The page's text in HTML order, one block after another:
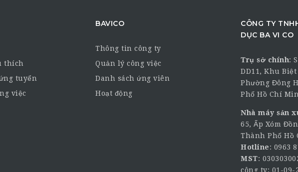
thích
tuyển
việc
BAVICO
Thông tin công ty
Quản lý công việc
Danh sách ứng viên
Hoạt động
CÔNG TY
DỤC BA VI CO
Trụ sở chính:
DD11, Khu
Phường Đông
Phố Hồ Chí
Nhà máy sản
65, Ấp Xóm
Thành Phố Hồ
Hotline: 0963
MST:
công ty: 01-09-